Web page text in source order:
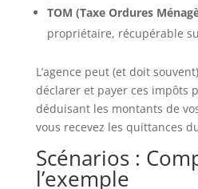
TOM (Taxe Ordures
propriétaire, récupérable
L’agence peut (et doit
déclarer et payer ces impôts
déduisant les montants de
vous recevez les quittances
Scénarios :
l’exemple